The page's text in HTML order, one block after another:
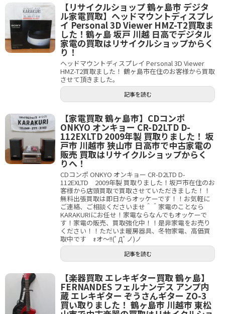
【リサイクルショップ 鶴ヶ島市 デジタ
ル家電買取】ヘッドマウントディスプレ
イ Personal 3D Viewer HMZ-T2買取ま
した！鶴ヶ島 坂戸 川越 日高でデジタル
家電の買取はリサイクルショップからく
り！
ヘッドマウントディスプレイ Personal 3D Viewer
HMZ-T2買取ました！ 鶴ヶ島市在住のお客様から買取
させて頂きました。
記事を読む
【家電買取 鶴ヶ島市】CDコンポ
ONKYO オンキョー CR-D2LTD D-
112EXLTD 2009年製 買取りました！ 坂
戸市 川越市 狭山市 日高市で中古家電の
販売 買取はリサイクルショップからく
りへ！
CDコンポ ONKYO オンキョー CR-D2LTD D-
112EXLTD 2009年製 買取りました！坂戸市在住のお
客様から店頭買取で買取させていただきました！！
無料出張買取は即日からオッケーです！！お気軽に
ご連絡、ご相談くださいませ＾＾家電のことなら
KARAKURIにお任せ！家電ならなんでもオッケーで
す！家電の販売、買取強化中！！是非家電をお売り
ください！！ただいま暖房器具、冬物家電、高価買
取中です ｫオ～!!(ﾟДﾟノ)ノ
記事を読む
【楽器買取 エレキギター買取 鶴ヶ島】
FERNANDES フェルナンデス アンプ内
蔵 エレキギター ぞうさんギター ZO-3
買い取りました！ 鶴ヶ島市 川越市 東松